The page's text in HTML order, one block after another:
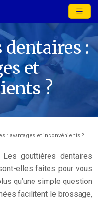
dentaires :
et
?
: avantages et inconvénients ?
gouttières dentaires
elles faites pour vous
qu’une simple question
facilitent le brossage,